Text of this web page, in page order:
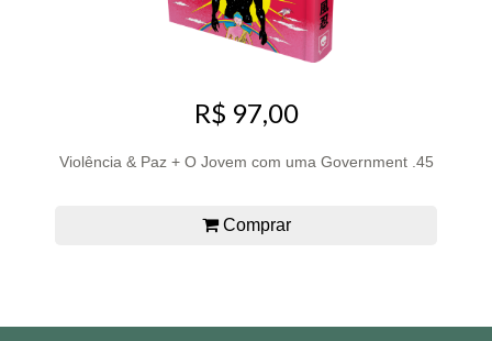
R$ 97,00
Violência & Paz + O Jovem com uma Government .45
Comprar